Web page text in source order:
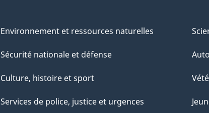
Environnement et ressources naturelles
Sécurité nationale et défense
Culture, histoire et sport
Services de police, justice et urgences